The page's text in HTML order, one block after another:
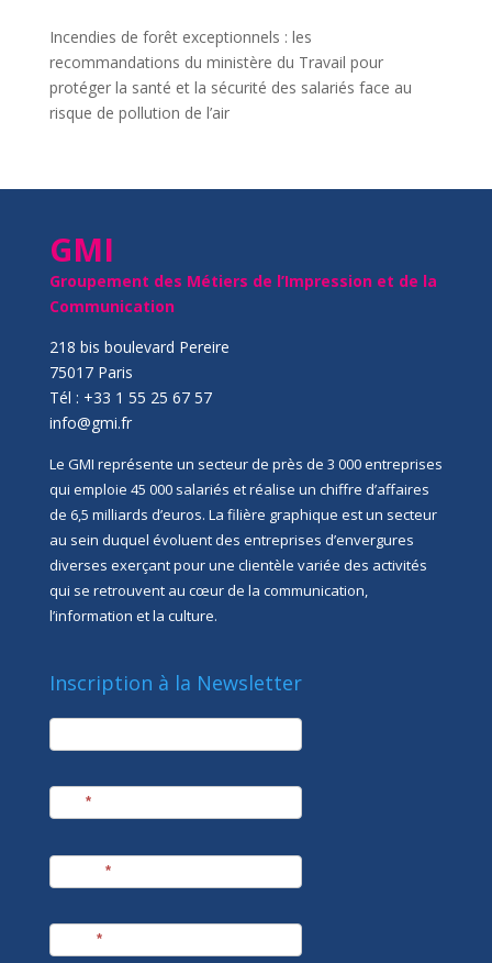
Incendies de forêt exceptionnels : les
recommandations du ministère du Travail pour
protéger la santé et la sécurité des salariés face au
risque de pollution de l’air
GMI
Groupement des Métiers de l’Impression et de la
Communication
218 bis boulevard Pereire
75017 Paris
Tél : +33 1 55 25 67 57
info@gmi.fr
Le GMI représente un secteur de près de 3 000 entreprises
qui emploie 45 000 salariés et réalise un chiffre d’affaires
de 6,5 milliards d’euros. La filière graphique est un secteur
au sein duquel évoluent des entreprises d’envergures
diverses exerçant pour une clientèle variée des activités
qui se retrouvent au cœur de la communication,
l’information et la culture.
Inscription à la Newsletter
newsletter
*
*
*